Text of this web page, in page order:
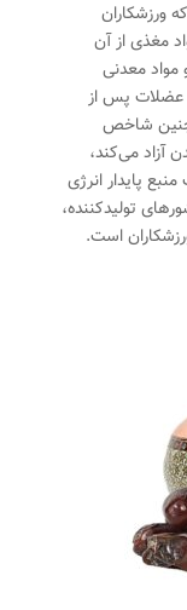
ورزشکاران
مغذی از آن
مواد معدنی
عضلات پس از
شاخص
آزاد می‌کند،
پایدار انرژی
تولیدکننده،
است.